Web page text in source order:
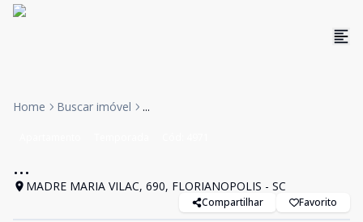
Home Buscar imóvel ...
...
MADRE MARIA VILAC, 690, FLORIANOPOLIS - SC
Compartilhar Favorito